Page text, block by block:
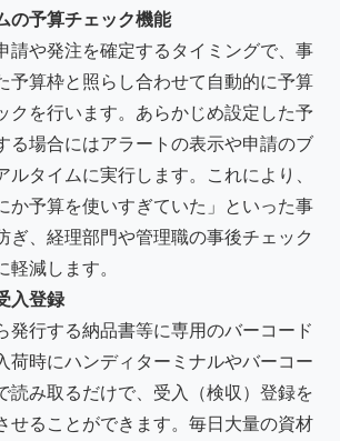
の予算チェック機能
請や発注を確定するタイミングで、事
予算枠と照らし合わせて自動的に予算
クを行います。あらかじめ設定した予
る場合にはアラートの表示や申請のブ
ルタイムに実行します。これにより、
か予算を使いすぎていた」といった事
ぎ、経理部門や管理職の事後チェック
軽減します。
入登録
発行する納品書等に専用のバーコード
荷時にハンディターミナルやバーコー
読み取るだけで、受入（検収）登録を
せることができます。毎日大量の資材